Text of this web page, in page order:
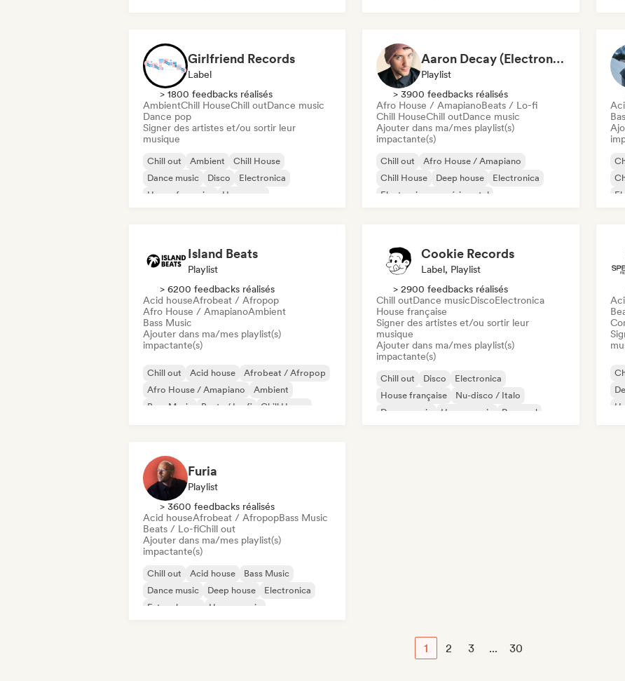
Girlfriend Records
Label
> 1800 feedbacks réalisés
AmbientChill HouseChill outDance music
Dance pop
Signer des artistes et/ou sortir leur
musique
Chill out Ambient
Chill House
Dance music
Disco
Electronica
House française
Hyperpop
Aaron Decay (Electronic Dream & Chill Electronic Dream playlists)
Playlist
> 3900 feedbacks réalisés
Afro House / AmapianoBeats / Lo-fi
Chill HouseChill outDance music
Ajouter dans ma/mes playlist(s)
impactante(s)
Chill out
Afro House / Amapiano
Chill House
Deep house
Electronica
Electronique expérimental
Island Beats
Playlist
> 6200 feedbacks réalisés
Acid houseAfrobeat / Afropop
Afro House / AmapianoAmbient
Bass Music
Ajouter dans ma/mes playlist(s)
impactante(s)
Chill out Acid house
Afrobeat / Afropop
Afro House / Amapiano
Ambient
Bass Music
Beats / Lo-fi Chill House
Cookie Records
Label, Playlist
> 2900 feedbacks réalisés
Chill outDance musicDiscoElectronica
House française
Signer des artistes et/ou sortir leur
musique
Ajouter dans ma/mes playlist(s)
impactante(s)
Chill out Disco
Electronica
House française
Nu-disco / Italo
Dance music
House music Pop soul
Furia
Playlist
> 3600 feedbacks réalisés
Acid houseAfrobeat / AfropopBass Music
Beats / Lo-fiChill out
Ajouter dans ma/mes playlist(s)
impactante(s)
Chill out Acid house
Bass Music
Dance music
Deep house
Electronica
Future house
House music
1 2 3 ... 30